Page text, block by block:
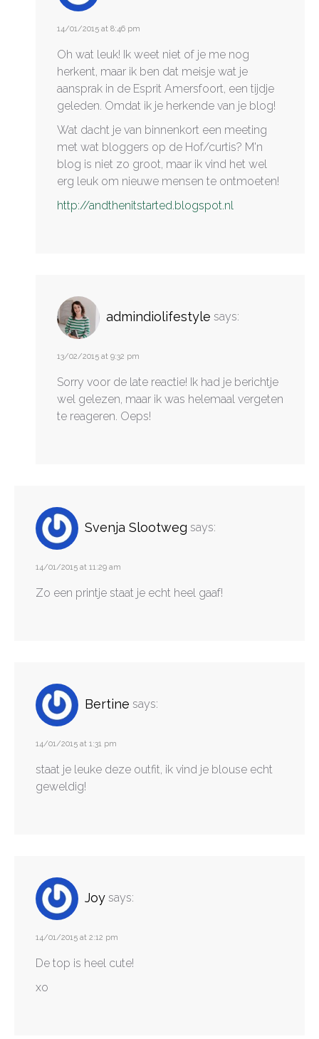
14/01/2015 at 8:46 pm
Oh wat leuk! Ik weet niet of je me nog
herkent, maar ik ben dat meisje wat je
aansprak in de Esprit Amersfoort, een tijdje
geleden. Omdat ik je herkende van je blog!
Wat dacht je van binnenkort een meeting
met wat bloggers op de Hof/curtis? M'n
blog is niet zo groot, maar ik vind het wel
erg leuk om nieuwe mensen te ontmoeten!
http://andthenitstarted.blogspot.nl
admindiolifestyle says:
13/02/2015 at 9:32 pm
Sorry voor de late reactie! Ik had je berichtje
wel gelezen, maar ik was helemaal vergeten
te reageren. Oeps!
Svenja Slootweg says:
14/01/2015 at 11:29 am
Zo een printje staat je echt heel gaaf!
Bertine says:
14/01/2015 at 1:31 pm
staat je leuke deze outfit, ik vind je blouse echt
geweldig!
Joy says:
14/01/2015 at 2:12 pm
De top is heel cute!
xo